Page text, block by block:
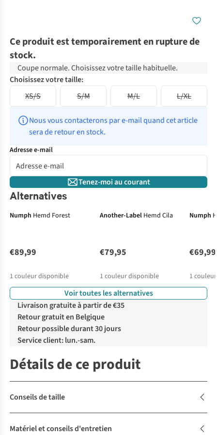
Ce produit est temporairement en rupture de
stock.
Coupe normale. Choisissez votre taille habituelle.
Choisissez votre taille:
XS/S
S/M M/L L/XL
Nous vous contacterons par e-mail quand cet article
sera de retour en stock.
Adresse e-mail
Tenez-moi au courant
Alternatives
Numph Hemd Forest
€89,99
1 couleur disponible
Another-Label Hemd Cila
€79,95
1 couleur disponible
Numph
€69,99
1
Voir toutes les alternatives
Livraison gratuite à partir de €35
Retour gratuit en Belgique
Retour possible durant 30 jours
Service client: lun.-sam.
Détails de ce produit
Conseils de taille
Matériel et conseils d'entretien